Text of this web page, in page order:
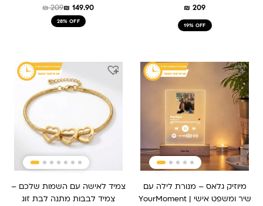
₪ 209
19% OFF
₪209₪ 149.90
28% OFF
מיוזיק גלאס – מנורת לילה עם
שיר ומשפט אישי | YourMoment
צמיד לאישה עם השמות שלכם –
צמיד לבבות מתנה לבת זוג